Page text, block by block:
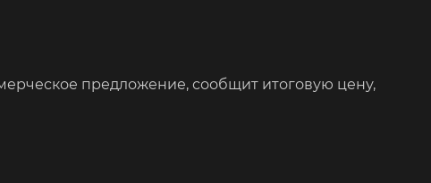
предложение, сообщит итоговую цену,